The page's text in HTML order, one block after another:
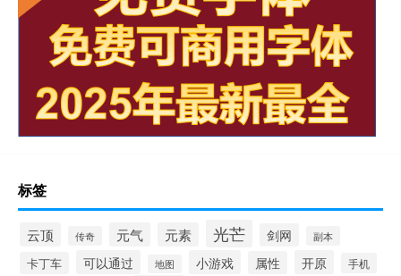
标签
云顶 传奇 元气 元素 光芒 剑网 副本
卡丁车 可以通过 地图 小游戏 属性 开原 手机